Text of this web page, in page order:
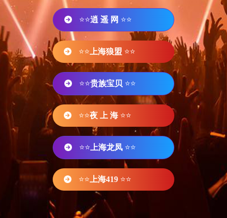
⭐⭐逍 遥 网 ⭐⭐
⭐⭐ 上海狼盟 ⭐⭐
⭐⭐贵族宝贝 ⭐⭐
⭐⭐夜 上 海 ⭐⭐
⭐⭐ 上海龙凤 ⭐⭐
⭐⭐ 上海419 ⭐⭐